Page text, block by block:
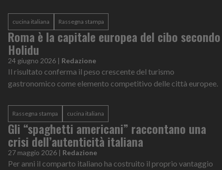
cucina italiana Rassegna stampa
Roma è la capitale europea del cibo secondo
Holidu
24 giugno 2026 | Redazione
Il risultato conferma il peso crescente del turismo
gastronomico come elemento competitivo delle città europee.
Rassegna stampa cucina italiana
Gli “spaghetti americani” raccontano una
crisi dell’autenticità italiana
27 maggio 2026 | Redazione
Per anni il comparto italiano ha costruito il proprio vantaggio